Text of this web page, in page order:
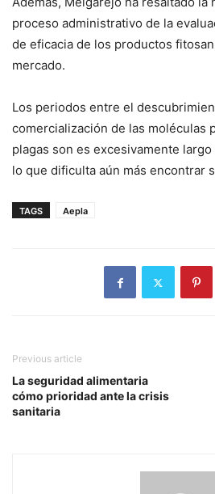
proceso administrativo de la
de eficacia de los productos
mercado.
Los periodos entre el
comercialización de las moléculas
plagas son es excesivamente
lo que dificulta aún más encontrar
TAGS Aepla
Previous article
La seguridad alimentaria
cómo prioridad ante la crisis
sanitaria